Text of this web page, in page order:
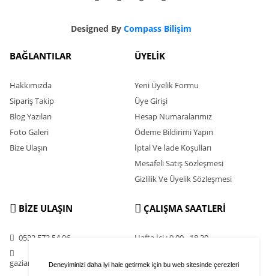
Deneyiminizi daha iyi hale getirmek için bu web sitesinde çerezleri
Designed ByCompass Bilişim
BAĞLANTILAR
Hakkımızda
Sipariş Takip
Blog Yazıları
Foto Galeri
Bize Ulaşın
ÜYELİK
Yeni Üyelik Formu
Üye Girişi
Hesap Numaralarımız
Ödeme Bildirimi Yapın
İptal Ve İade Koşulları
Mesafeli Satış Sözleşmesi
Gizlilik Ve Üyelik Sözleşmesi
BİZE ULAŞIN
0532 573 54 96
gaziantephavuzculuk@gmail.com
ÇALIŞMA SAATLERİ
Hafta İçi : 9.00 - 18.30
Pazar : Kapalı